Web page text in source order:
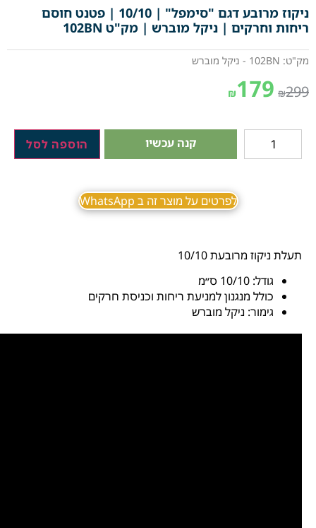
ניקוז מרובע דגם "סימפל" | 10/10 | פטנט חוסם
ריחות וחרקים | ניקל מוברש | מק"ט 102BN
מק"ט: 102BN - ניקל מוברש
₪299
₪179
קנה עכשיו הוספה לסל
לפרטים על מוצר זה ב WhatsApp
תעלת ניקוז מרובעת 10/10
גודל: 10/10 ס״מ
כולל מנגנון למניעת ריחות וכניסת חרקים
גימור: ניקל מוברש